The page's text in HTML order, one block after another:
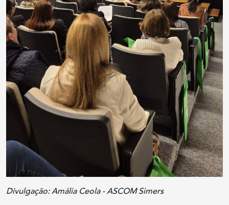
Divulgação: Amália Ceola - ASCOM Simers